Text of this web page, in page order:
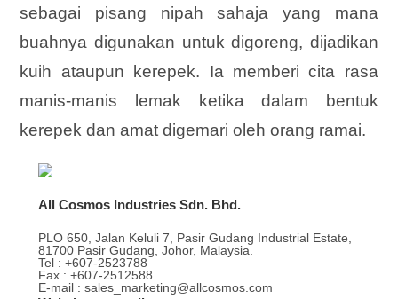
sebagai pisang nipah sahaja yang mana
buahnya digunakan untuk digoreng, dijadikan
kuih ataupun kerepek. Ia memberi cita rasa
manis-manis lemak ketika dalam bentuk
kerepek dan amat digemari oleh orang ramai.
All Cosmos Industries Sdn. Bhd.
PLO 650, Jalan Keluli 7, Pasir Gudang Industrial Estate,
81700 Pasir Gudang, Johor, Malaysia.
Tel : +607-2523788
Fax : +607-2512588
E-mail : sales_marketing@allcosmos.com